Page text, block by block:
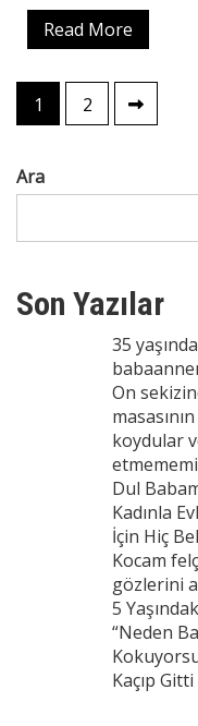
Read More
Yazı
sayfalaması
1 2
Ara
Son Yazılar
35
On
koydular
Dul
Kadınla
İçin Hiç
Kocam
gözlerini
5
“Neden
Kaçıp Gitti